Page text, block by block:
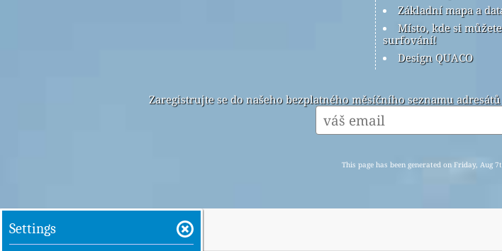
Základní mapa a
Místo, kde si
surfování!
Design QUACO
Zaregistrujte se do našeho bezplatného měsíčního seznamu
This page has been generated on Friday, Aug
Settings